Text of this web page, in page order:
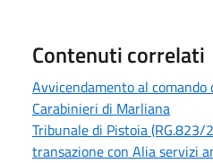
Contenuti correlati
Avvicendamento al comando
Carabinieri di Marliana
Tribunale di Pistoia
transazione con Alia servizi